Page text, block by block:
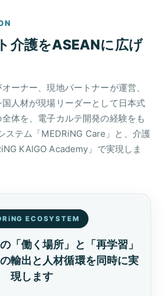
介護をASEANに広げ
ーナー、現地パートナーが運営、
人材が現場リーダーとして日本式
体を、電子カルテ開発の経験をも
ステム「MEDRiNG Care」と、介護
KAIGO Academy」で実現しま
ECOSYSTEM
「働く場所」と「再学習」
輸出と人材循環を同時に実
現します